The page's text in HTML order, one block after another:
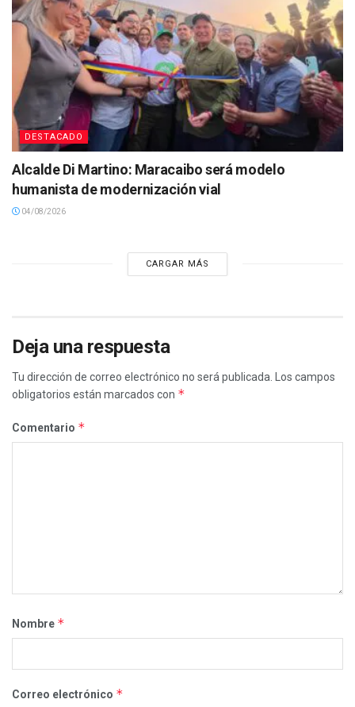
DESTACADO
Alcalde Di Martino: Maracaibo será modelo
humanista de modernización vial
04/08/2026
CARGAR MÁS
Deja una respuesta
Tu dirección de correo electrónico no será publicada.
Los campos
obligatorios están marcados con *
Comentario *
Nombre *
Correo electrónico *